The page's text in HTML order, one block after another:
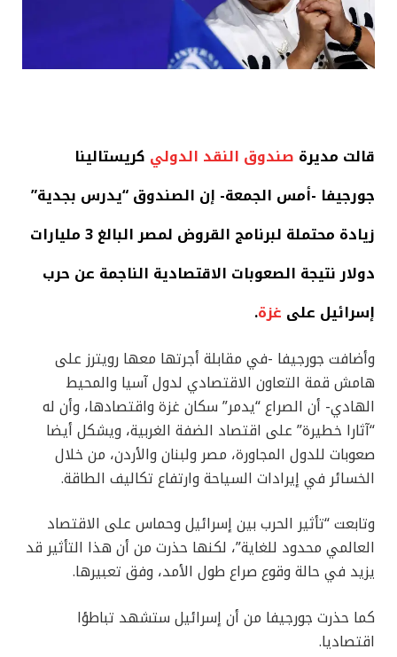
قالت مديرة صندوق النقد الدولي كريستالينا
جورجيفا -أمس الجمعة- إن الصندوق “يدرس بجدية”
زيادة محتملة لبرنامج القروض لمصر البالغ 3 مليارات
دولار نتيجة الصعوبات الاقتصادية الناجمة عن حرب
إسرائيل على غزة.
وأضافت جورجيفا -في مقابلة أجرتها معها رويترز على
هامش قمة التعاون الاقتصادي لدول آسيا والمحيط
الهادي- أن الصراع “يدمر” سكان غزة واقتصادها، وأن له
“آثارا خطيرة” على اقتصاد الضفة الغربية، ويشكل أيضا
صعوبات للدول المجاورة، مصر ولبنان والأردن، من خلال
الخسائر في إيرادات السياحة وارتفاع تكاليف الطاقة.
وتابعت “تأثير الحرب بين إسرائيل وحماس على الاقتصاد
العالمي محدود للغاية”، لكنها حذرت من أن هذا التأثير قد
يزيد في حالة وقوع صراع طول الأمد، وفق تعبيرها.
كما حذرت جورجيفا من أن إسرائيل ستشهد تباطؤا
اقتصاديا.